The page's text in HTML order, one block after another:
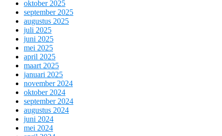
oktober 2025
september 2025
augustus 2025
juli 2025
juni 2025
mei 2025
april 2025
maart 2025
januari 2025
november 2024
oktober 2024
september 2024
augustus 2024
juni 2024
mei 2024